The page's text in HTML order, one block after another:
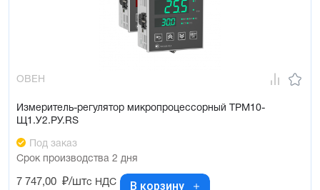
ОВЕН
Измеритель-регулятор микропроцессорный ТРМ10-
Щ1.У2.РУ.RS
Под заказ
Срок производства 2 дня
7 747,00 ₽/штс НДС В корзину